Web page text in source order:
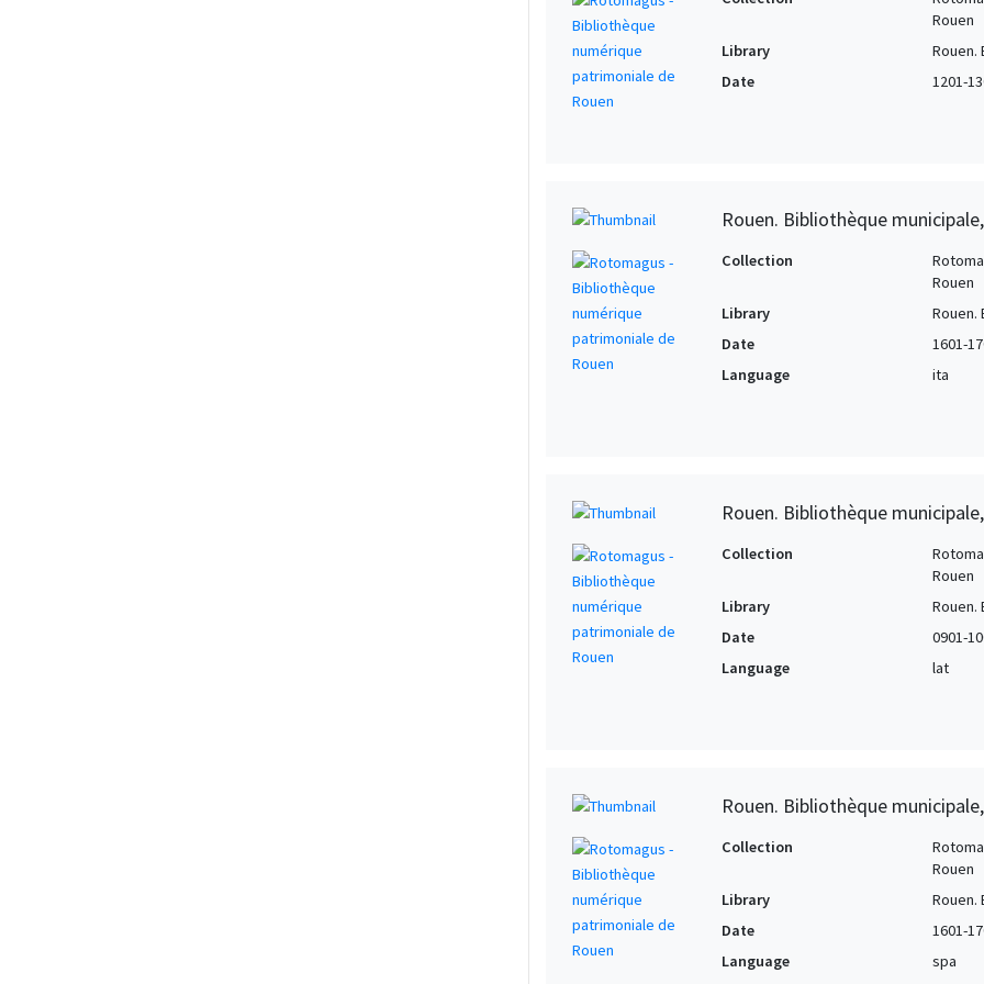
Rouen
Library
Rouen.
Date
1201-
Rouen. Bibliothèque
Collection
Rouen
Library
Rouen.
Date
1601-
Language
ita
Rouen. Bibliothèque
Collection
Rouen
Library
Rouen.
Date
0901-
Language
lat
Rouen. Bibliothèque
Collection
Rouen
Library
Rouen.
Date
1601-
Language
spa